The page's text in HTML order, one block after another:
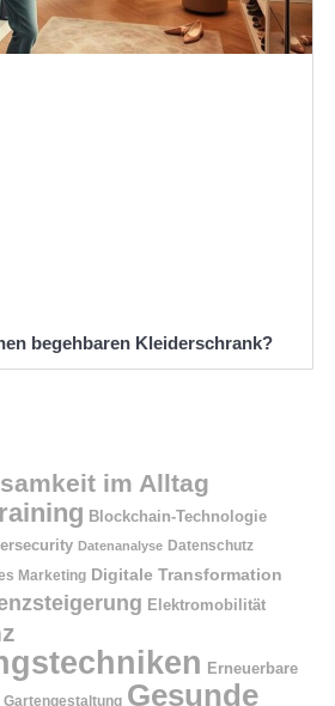
begehbaren Kleiderschrank?
im Alltag
Blockchain-Technologie
Datenanalyse Datenschutz
Marketing Digitale Transformation
Elektromobilität
Erneuerbare
Gartengestaltung Gesunde